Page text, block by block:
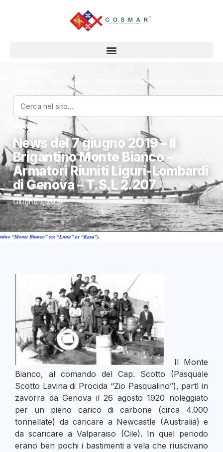
News del 7 giugno 2019 – Il Brigantino Monte Bianco – Armatori
Lombardi di Genova – T.S.L 2.207
NEWS
News del 7 giugno 2019 – Il
Brigantino Monte Bianco –
Armatori Riuniti Liguri-Lombardi
di Genova – T.S.L 2.207
Giugno 7, 2019
Il Monte
Bianco, al comando del Cap. Scotto (Pasquale
Scotto Lavina di Procida “Zio Pasqualino”), partì in
zavorra da Genova il 26 agosto 1920 noleggiato
per un pieno carico di carbone (circa 4.000
tonnellate) da caricare a Newcastle (Australia) e
da scaricare a Valparaiso (Cile). In quel periodo
erano ben pochi i bastimenti a vela che riuscivano